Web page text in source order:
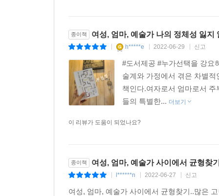
종이책 여성, 엄마, 예술가 나의 정체성 잃지
h*****e 2022-06-29 신고
#도서제공 #누가선택을 강요
술계와 가정에서 겪은 차별
책인다.여자로서 엄마로서
들의 특별한... 더보기
이 리뷰가 도움이 되었나요?
종이책 여성, 엄마, 예술가 사이에서 균형찾
l******n 2022-06-27 신고
여성, 엄마, 예술가 사이에서 균형찾기..많은